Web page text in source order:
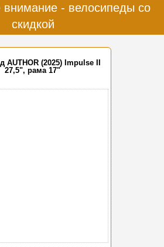
- велосипеды со
скидкой
AUTHOR (2025) Impulse II
27,5", рама 17"